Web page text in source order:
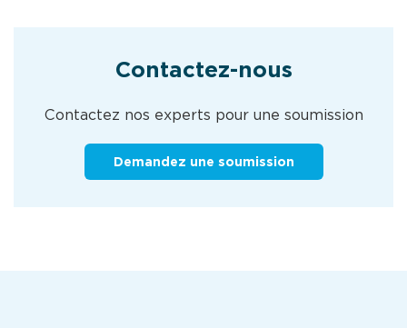
Contactez-nous
Contactez nos experts pour une soumission
Demandez une soumission